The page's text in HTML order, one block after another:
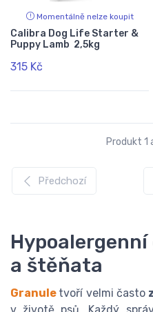
Momentálně nelze koupit
Calibra Dog Life Starter &
Puppy Lamb 2,5kg
315 Kč
Produkt 1
Předchozí
a štěňata
Granule tvoří velmi často
v životě psů. Každý